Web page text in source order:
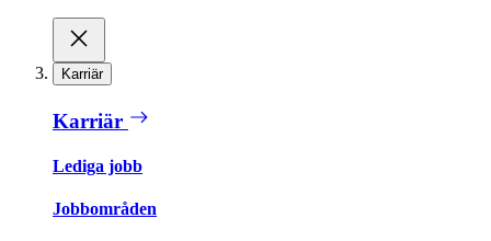
Karriär
Karriär
Lediga jobb
Jobbområden